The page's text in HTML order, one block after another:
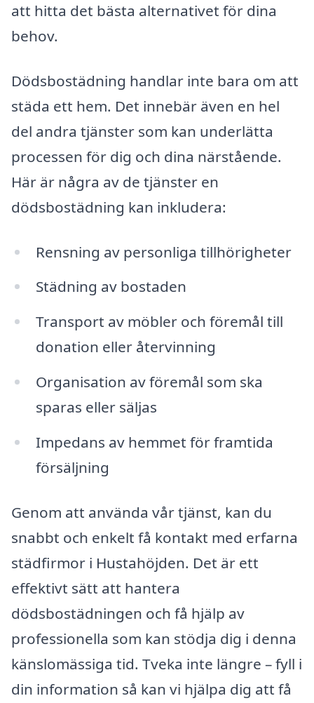
att hitta det bästa alternativet för dina
behov.
Dödsbostädning handlar inte bara om att
städa ett hem. Det innebär även en hel
del andra tjänster som kan underlätta
processen för dig och dina närstående.
Här är några av de tjänster en
dödsbostädning kan inkludera:
Rensning av personliga tillhörigheter
Städning av bostaden
Transport av möbler och föremål till
donation eller återvinning
Organisation av föremål som ska
sparas eller säljas
Impedans av hemmet för framtida
försäljning
Genom att använda vår tjänst, kan du
snabbt och enkelt få kontakt med erfarna
städfirmor i Hustahöjden. Det är ett
effektivt sätt att hantera
dödsbostädningen och få hjälp av
professionella som kan stödja dig i denna
känslomässiga tid. Tveka inte längre – fyll i
din information så kan vi hjälpa dig att få